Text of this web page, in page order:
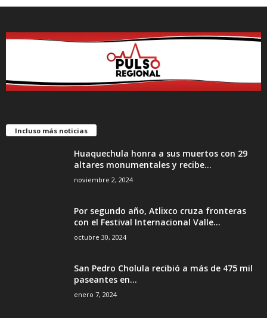
Incluso más noticias
Huaquechula honra a sus muertos con 29
altares monumentales y recibe...
noviembre 2, 2024
Por segundo año, Atlixco cruza fronteras
con el Festival Internacional Valle...
octubre 30, 2024
San Pedro Cholula recibió a más de 475 mil
paseantes en...
enero 7, 2024